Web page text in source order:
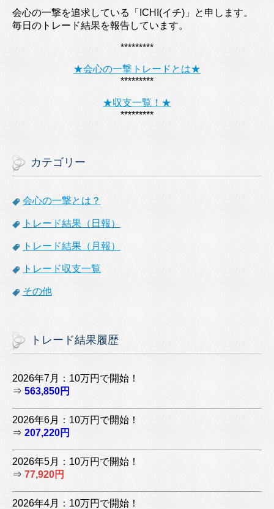
会心の一撃を追求している「ICHI(イチ)」と申します。
毎日のトレード結果を報告しています。
*********
★会心の一撃トレードとは★
*********
★収支一覧！★
*********
カテゴリー
会心の一撃とは？
トレード結果（日報）
トレード結果（月報）
トレード収支一覧
その他
トレード結果履歴
2026年7月：10万円で開始！
⇒ 563,850円
2026年6月：10万円で開始！
⇒ 207,220円
2026年5月：10万円で開始！
⇒ 77,920円
2026年4月：10万円で開始！